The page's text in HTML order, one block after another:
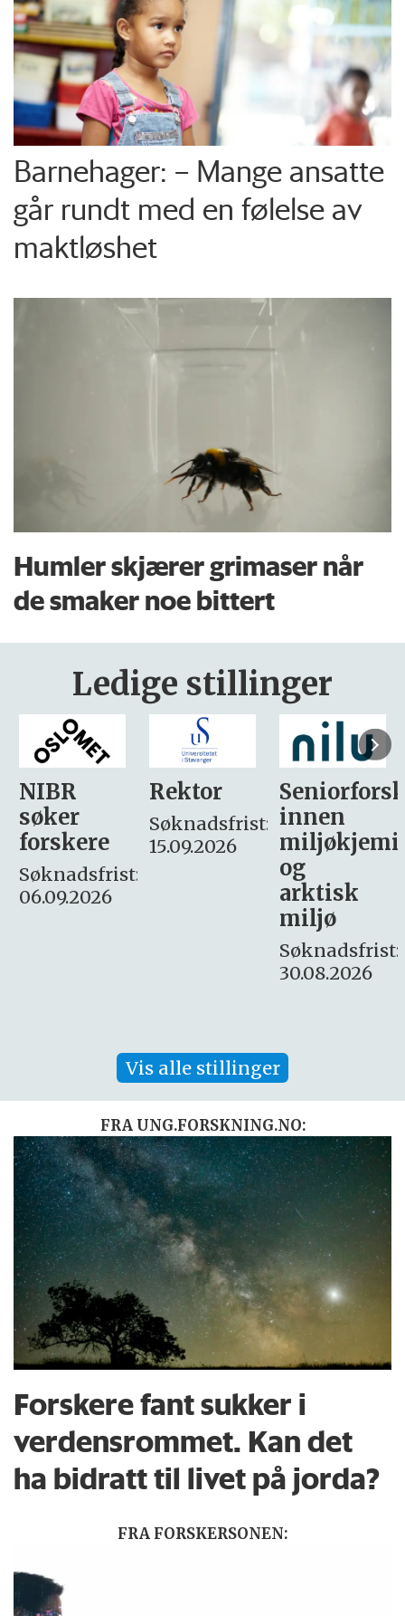
Barnehager: – Mange ansatte
går rundt med en følelse av
maktløshet
Humler skjærer grimaser når
de smaker noe bittert
Ledige stillinger
Rektor
Søknadsfrist:
15.09.2026
Seniorforsker
innen
miljøkjemi
søker
– fast
Søknadsfrist:
16. august.
Vis alle stillinger
FRA UNG.FORSKNING.NO:
Forskere fant sukker i
verdensrommet. Kan det
ha bidratt til livet på jorda?
FRA FORSKERSONEN: